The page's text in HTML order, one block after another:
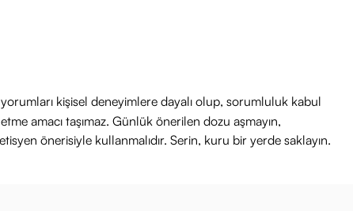
kişisel deneyimlere dayalı olup, sorumluluk kabul
amacı taşımaz. Günlük önerilen dozu aşmayın,
önerisiyle kullanmalıdır. Serin, kuru bir yerde saklayın.